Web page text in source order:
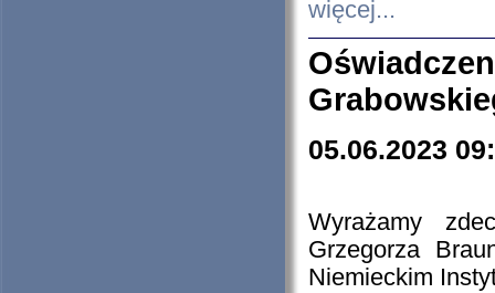
więcej...
05.06.2023
Wyrażamy
Grzegorza
Niemieckim